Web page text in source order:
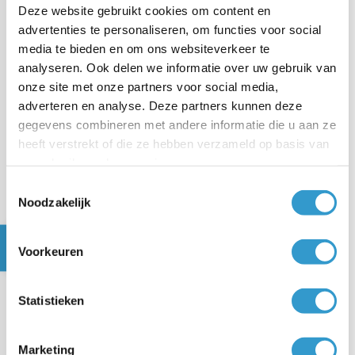
Deze website gebruikt cookies om content en
advertenties te personaliseren, om functies voor social
media te bieden en om ons websiteverkeer te
analyseren. Ook delen we informatie over uw gebruik van
onze site met onze partners voor social media,
adverteren en analyse. Deze partners kunnen deze
gegevens combineren met andere informatie die u aan ze
heeft verstrekt of die ze hebben verzameld op basis van
Noodzakelijk
Voorkeuren
Statistieken
Marketing
toegevoegd.
Stappenplan voor het jaar waarin de
werkzaamheden zijn afgerond
STAP 1
Boek je kosten op Verbouwingskosten
Betalingen die je doet voor de verbouwing of
ook in het startjaar en de andere jaren hebt gedaan.
Staat er btw op de bijbehorende factuur, dan geef je de
btw op in de boeking.